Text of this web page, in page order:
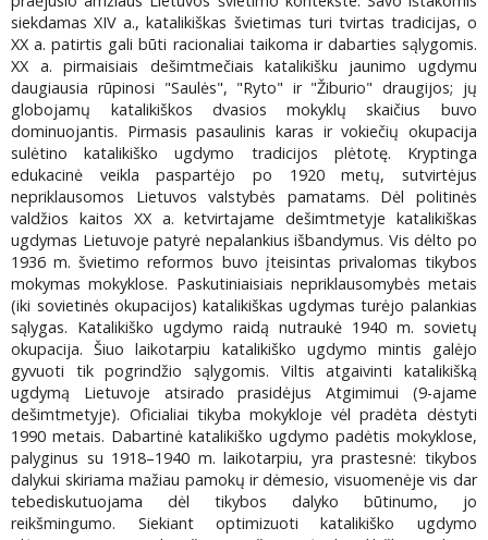
siekdamas XIV a., katalikiškas švietimas turi tvirtas tradicijas, o
XX a. patirtis gali būti racionaliai taikoma ir dabarties sąlygomis.
XX a. pirmaisiais dešimtmečiais katalikišku jaunimo ugdymu
daugiausia rūpinosi "Saulės", "Ryto" ir "Žiburio" draugijos; jų
globojamų katalikiškos dvasios mokyklų skaičius buvo
dominuojantis. Pirmasis pasaulinis karas ir vokiečių okupacija
sulėtino katalikiško ugdymo tradicijos plėtotę. Kryptinga
edukacinė veikla paspartėjo po 1920 metų, sutvirtėjus
nepriklausomos Lietuvos valstybės pamatams. Dėl politinės
valdžios kaitos XX a. ketvirtajame dešimtmetyje katalikiškas
ugdymas Lietuvoje patyrė nepalankius išbandymus. Vis dėlto po
1936 m. švietimo reformos buvo įteisintas privalomas tikybos
mokymas mokyklose. Paskutiniaisiais nepriklausomybės metais
(iki sovietinės okupacijos) katalikiškas ugdymas turėjo palankias
sąlygas. Katalikiško ugdymo raidą nutraukė 1940 m. sovietų
okupacija. Šiuo laikotarpiu katalikiško ugdymo mintis galėjo
gyvuoti tik pogrindžio sąlygomis. Viltis atgaivinti katalikišką
ugdymą Lietuvoje atsirado prasidėjus Atgimimui (9-ajame
dešimtmetyje). Oficialiai tikyba mokykloje vėl pradėta dėstyti
1990 metais. Dabartinė katalikiško ugdymo padėtis mokyklose,
palyginus su 1918–1940 m. laikotarpiu, yra prastesnė: tikybos
dalykui skiriama mažiau pamokų ir dėmesio, visuomenėje vis dar
tebediskutuojama dėl tikybos dalyko būtinumo, jo
reikšmingumo. Siekiant optimizuoti katalikiško ugdymo